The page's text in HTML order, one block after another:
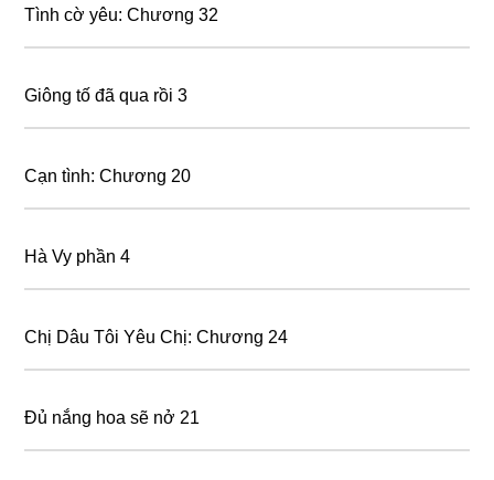
Tình cờ yêu: Chương 32
Giông tố đã qua rồi 3
Cạn tình: Chương 20
Hà Vy phần 4
Chị Dâu Tôi Yêu Chị: Chương 24
Đủ nắng hoa sẽ nở 21